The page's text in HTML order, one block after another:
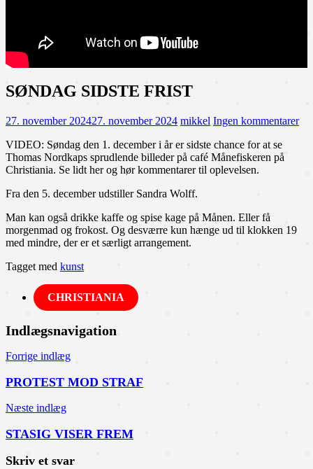
SØNDAG SIDSTE FRIST
27. november 202427. november 2024 mikkel Ingen kommentarer
VIDEO: Søndag den 1. december i år er sidste chance for at se
Thomas Nordkaps sprudlende billeder på café Månefiskeren på
Christiania. Se lidt her og hør kommentarer til oplevelsen.
Fra den 5. december udstiller Sandra Wolff.
Man kan også drikke kaffe og spise kage på Månen. Eller få
morgenmad og frokost. Og desværre kun hænge ud til klokken 19
med mindre, der er et særligt arrangement.
Tagget med kunst
CHRISTIANIA
Indlægsnavigation
Forrige indlæg
PROTEST MOD STRAF
Næste indlæg
STASIG VISER FREM
Skriv et svar